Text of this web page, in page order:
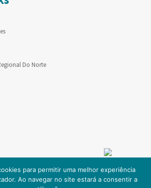
Do Norte
para permitir uma melhor experiência
Ao navegar no site estará a consentir a